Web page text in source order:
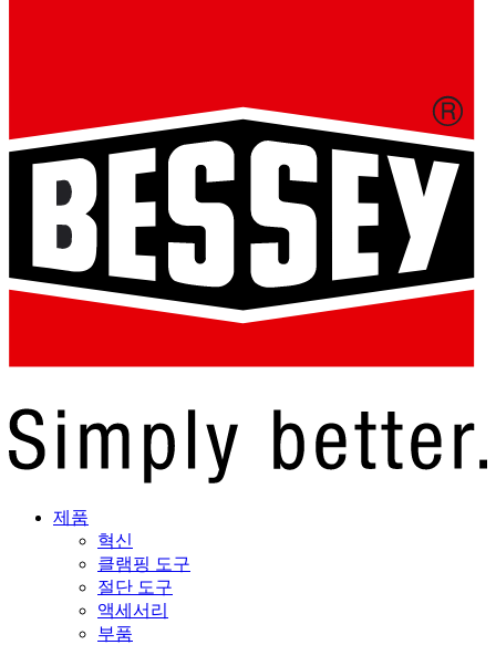
제품
혁신
클램핑 도구
절단 도구
액세서리
부품